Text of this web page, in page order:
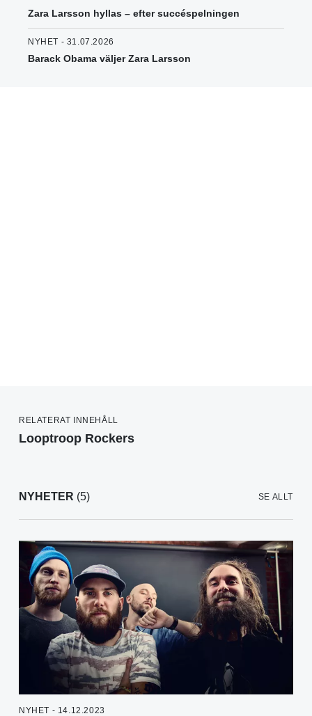
Zara Larsson hyllas – efter succéspelningen
NYHET - 31.07.2026
Barack Obama väljer Zara Larsson
RELATERAT INNEHÅLL
Looptroop Rockers
NYHETER (5) SE ALLT
NYHET - 14.12.2023